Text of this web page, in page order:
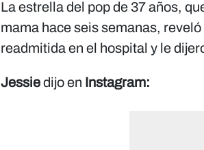
La estrella del pop de 37 años,
mama hace seis semanas,
readmitida en el hospital y le
Jessiedijo en Instagram: